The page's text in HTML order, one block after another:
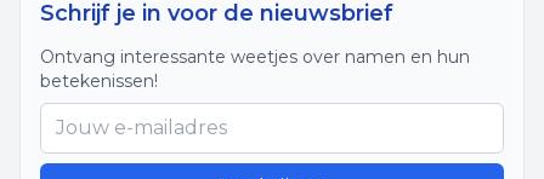
Schrijf je in voor de nieuwsbrief
Ontvang interessante weetjes over namen en hun
betekenissen!